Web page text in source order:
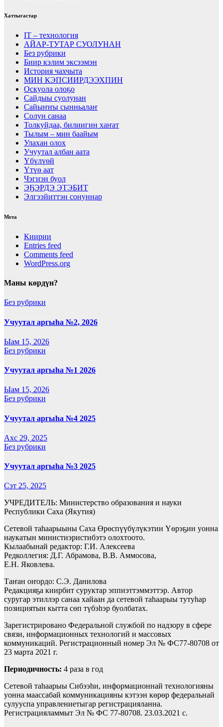
Хаттыгастар
IT – технология
АЙАР-ТУТАР СУОЛУНАН
Без рубрики
Биир кэлим эксээмэн
История чахчыта
МИН КЭПСИИРДЭЭХПИН
Оскуола олоҕо
Сайдыы суолунан
Сайыҥҥы сынньалаҥ
Солун санаа
Толкуйдаа, билиигин хаҥат
Тылым – мин баайым
Улахан олох
Учуутал албан аата
Үбүлүөй
Үтүө аат
Чэгиэн буол
ЭҔЭРДЭ ЭТЭБИТ
Элгээйиттэн сонуннар
Мета
Киирии
Entries feed
Comments feed
WordPress.org
Маны көрдүн?
Без рубрики
Учуутал аргыһа №2, 2026
Ыам 15, 2026
Без рубрики
Учуутал аргыһа №1 2026
Ыам 15, 2026
Без рубрики
Учуутал аргыһа №4 2025
Ахс 29, 2025
Без рубрики
Учуутал аргыһа №3 2025
Сэт 25, 2025
УЧРЕДИТЕЛЬ: Министерство образования и науки
Республики Саха (Якутия)
Сетевой таһаарыыны Саха Өрөспүүбүлүкэтин Үөрэҕин уонна
наукатын министиэристибэтэ олохтоото.
Кылаабынай редактор: Г.И. Алексеева
Редколлегия: Д.Г. Абрамова, В.В. Аммосова,
Е.Н. Яковлева.
Таҥан оҥордо: С.Э. Данилова
Редакцияҕа киирбит суруктар эппиэттэммэттэр. Автор
суругар этиллэр санаа хайаан да сетевой таһаарыы тутуһар
позициятын кытта сөп түбэһэр буолбатах.
Зарегистрировано Федеральной службой по надзору в сфере
связи, информационных технологий и массовых
коммуникаций. Регистрационный номер Эл № ФС77-80708 от
23 марта 2021 г.
Периодичность: 4 раза в год
Сетевой таһаарыы Сибээһи, информационнай технологияны
уонна маассабай коммуникацияны кэтээн көрөр федеральнай
сулууспа управлениетыгар регистрацияланна.
Регистрацияламмыт Эл № ФС 77-80708. 23.03.2021 с.